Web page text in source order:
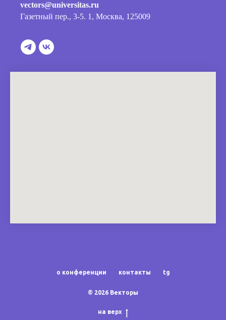
vectors@universitas.ru
Газетный пер., 3-5. 1, Москва, 125009
о конференции контакты tg
© 2026 Векторы
на верх